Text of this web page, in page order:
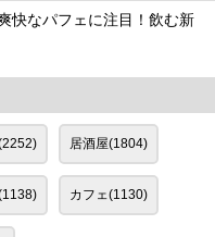
快なパフェに注目！飲む新
居酒屋(1804)
カフェ(1130)